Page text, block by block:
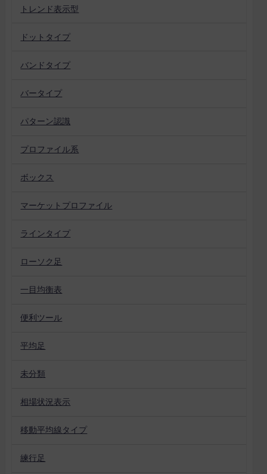
トレンド表示型
ドットタイプ
バンドタイプ
バータイプ
パターン認識
プロファイル系
ボックス
マーケットプロファイル
ラインタイプ
ローソク足
一目均衡表
便利ツール
平均足
未分類
相場状況表示
移動平均線タイプ
練行足